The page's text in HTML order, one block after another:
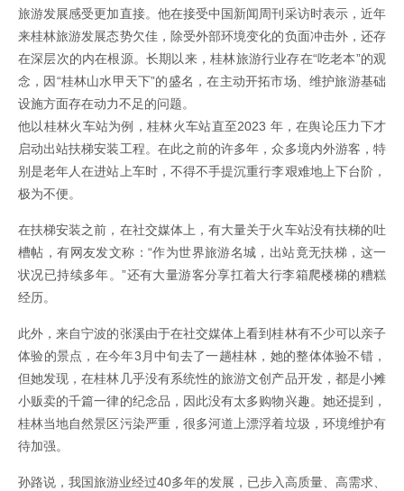
旅游发展感受更加直接。他在接受中国新闻周刊采访时表示，近年
来桂林旅游发展态势欠佳，除受外部环境变化的负面冲击外，还存
在深层次的内在根源。长期以来，桂林旅游行业存在“吃老本”的观
念，因“桂林山水甲天下”的盛名，在主动开拓市场、维护旅游基础
设施方面存在动力不足的问题。
他以桂林火车站为例，桂林火车站直至2023 年，在舆论压力下才
启动出站扶梯安装工程。在此之前的许多年，众多境内外游客，特
别是老年人在进站上车时，不得不手提沉重行李艰难地上下台阶，
极为不便。
在扶梯安装之前，在社交媒体上，有大量关于火车站没有扶梯的吐
槽帖，有网友发文称：“作为世界旅游名城，出站竟无扶梯，这一
状况已持续多年。”还有大量游客分享扛着大行李箱爬楼梯的糟糕
经历。
此外，来自宁波的张溪由于在社交媒体上看到桂林有不少可以亲子
体验的景点，在今年3月中旬去了一趟桂林，她的整体体验不错，
但她发现，在桂林几乎没有系统性的旅游文创产品开发，都是小摊
小贩卖的千篇一律的纪念品，因此没有太多购物兴趣。她还提到，
桂林当地自然景区污染严重，很多河道上漂浮着垃圾，环境维护有
待加强。
孙路说，我国旅游业经过40多年的发展，已步入高质量、高需求、